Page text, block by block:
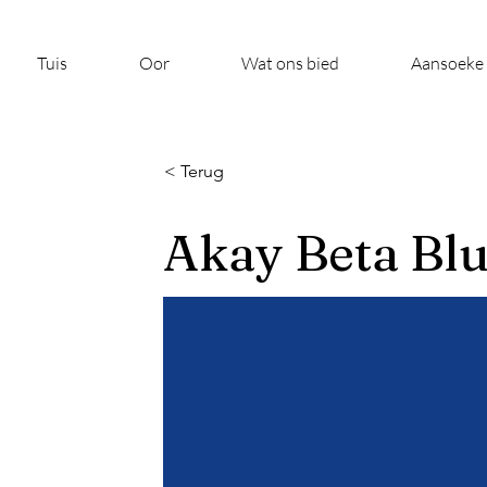
Tuis Oor Wat ons bied Aansoeke
< Terug
Akay Beta